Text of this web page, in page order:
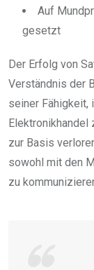
Auf
gesetzt
Der Erfolg von
Verständnis der
seiner Fähigkeit,
Elektronikhandel
zur Basis
sowohl mit den
zu